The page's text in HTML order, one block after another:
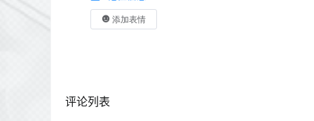
添加表情
评论列表